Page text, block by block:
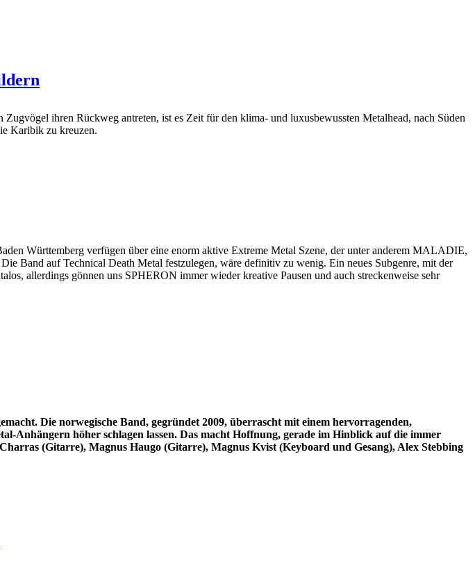
Zugvögel ihren Rückweg antreten, ist es Zeit für den klima- und luxusbewussten Metalhead, nach Süden
Karibik zu kreuzen.
Württemberg verfügen über eine enorm aktive Extreme Metal Szene, der unter anderem MALADIE,
Band auf Technical Death Metal festzulegen, wäre definitiv zu wenig. Ein neues Subgenre, mit der
allerdings gönnen uns SPHERON immer wieder kreative Pausen und auch streckenweise sehr
Die norwegische Band, gegründet 2009, überrascht mit einem hervorragenden,
höher schlagen lassen. Das macht Hoffnung, gerade im Hinblick auf die immer
(Gitarre), Magnus Haugo (Gitarre), Magnus Kvist (Keyboard und Gesang), Alex Stebbing